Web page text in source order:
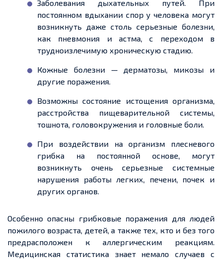
Заболевания дыхательных путей. При
постоянном вдыхании спор у человека могут
возникнуть даже столь серьезные болезни,
как пневмония и астма, с переходом в
трудноизлечимую хроническую стадию.
Кожные болезни — дерматозы, микозы и
другие поражения.
Возможны состояние истощения организма,
расстройства пищеварительной системы,
тошнота, головокружения и головные боли.
При воздействии на организм плесневого
грибка на постоянной основе, могут
возникнуть очень серьезные системные
нарушения работы легких, печени, почек и
других органов.
Особенно опасны грибковые поражения для людей
пожилого возраста, детей, а также тех, кто и без того
предрасположен к аллергическим реакциям.
Медицинская статистика знает немало случаев с